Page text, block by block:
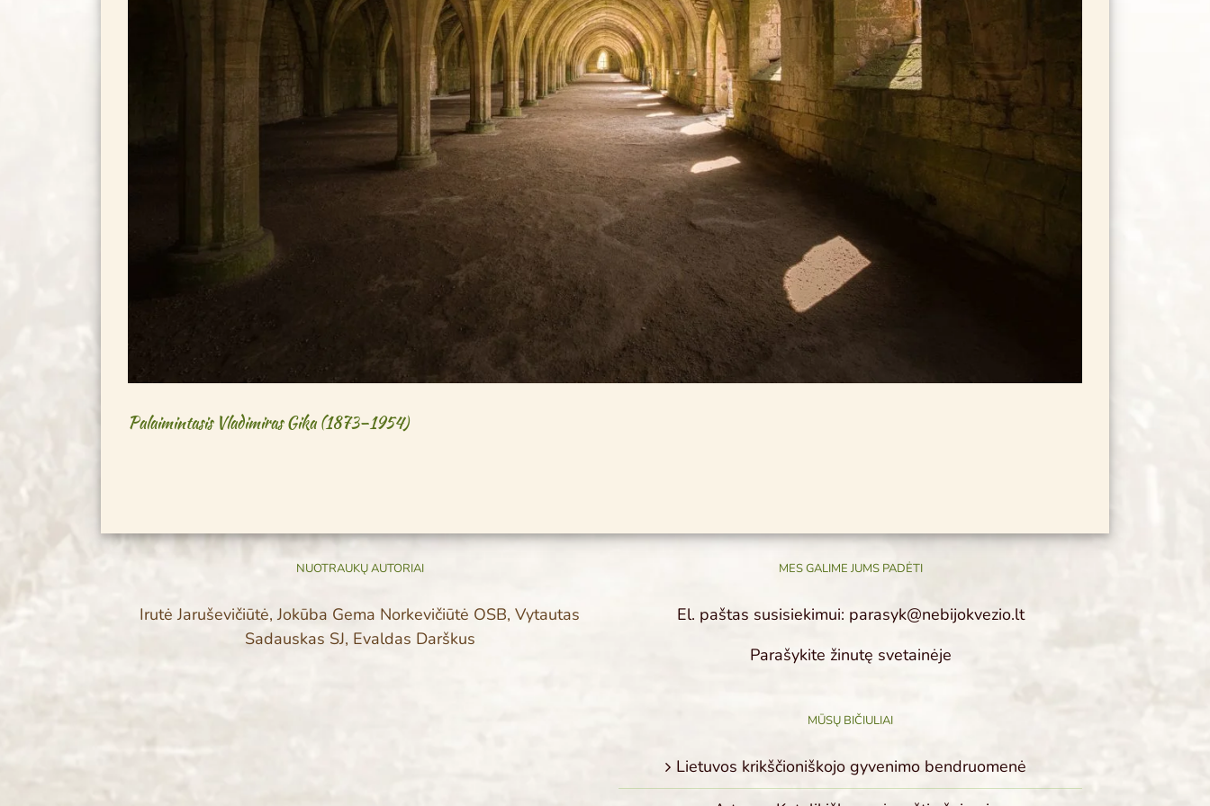
Palaimintasis Vladimiras Gika (1873–1954) ​
Palaimintasis Vladimiras Gika (1873–1954) ​
NUOTRAUKŲ AUTORIAI
Irutė Jaruševičiūtė, Jokūba Gema Norkevičiūtė OSB, Vytautas
Sadauskas SJ, Evaldas Darškus
MES GALIME JUMS PADĖTI
El. paštas susisiekimui: parasyk@nebijokvezio.lt
Parašykite žinutę svetainėje
MŪSŲ BIČIULIAI
Lietuvos krikščioniškojo gyvenimo bendruomenė